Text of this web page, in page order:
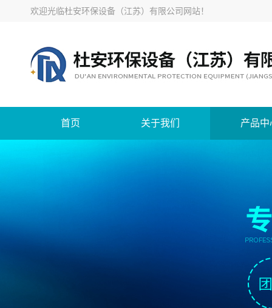
欢迎光临杜安环保设备（江苏）有限公司网站！
首页 关于我们 产品中